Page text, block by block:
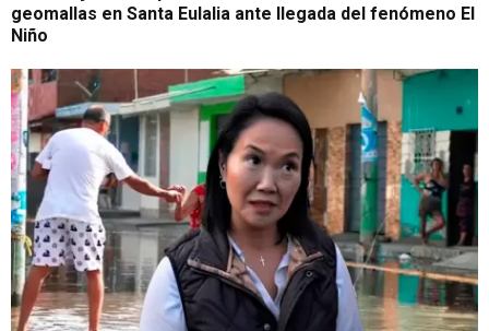
geomallas en Santa Eulalia ante llegada del fenómeno El
Niño